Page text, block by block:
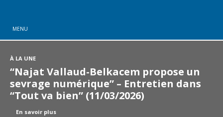
MENU
À LA UNE
“Najat Vallaud-Belkacem propose un
sevrage numérique” – Entretien dans
“Tout va bien” (11/03/2026)
En savoir plus